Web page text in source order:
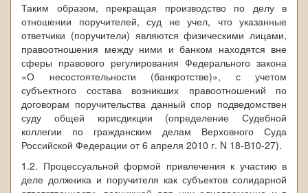
Таким образом, прекращая производство по делу в
отношении поручителей, суд не учел, что указанные
ответчики (поручители) являются физическими лицами,
правоотношения между ними и банком находятся вне
сферы правового регулирования Федерального закона
«О несостоятельности (банкротстве)», с учетом
субъектного состава возникших правоотношений по
договорам поручительства данный спор подведомствен
суду общей юрисдикции (определение Судебной
коллегии по гражданским делам Верховного Суда
Российской Федерации от 6 апреля 2010 г. N 18-В10-27).
1.2. Процессуальной формой привлечения к участию в
деле должника и поручителя как субъектов солидарной